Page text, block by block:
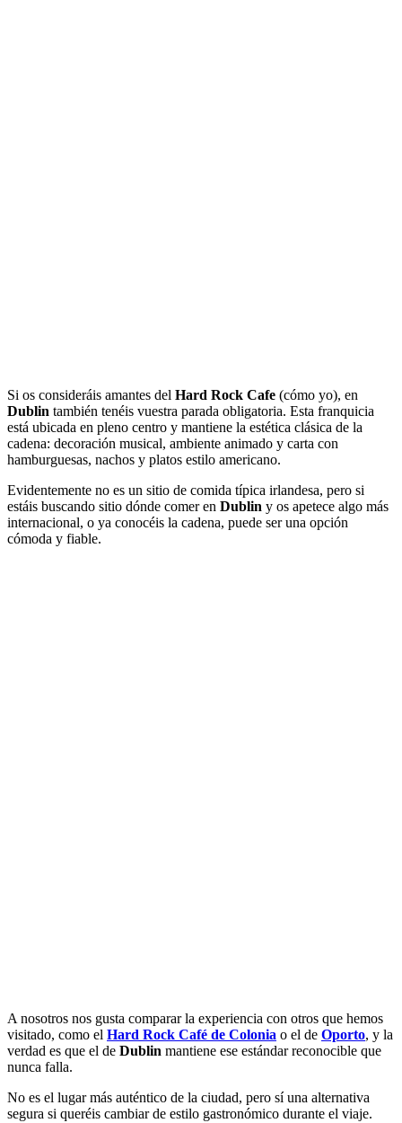
Si os consideráis amantes del Hard Rock Cafe (cómo yo), en
Dublin también tenéis vuestra parada obligatoria. Esta franquicia
está ubicada en pleno centro y mantiene la estética clásica de la
cadena: decoración musical, ambiente animado y carta con
hamburguesas, nachos y platos estilo americano.
Evidentemente no es un sitio de comida típica irlandesa, pero si
estáis buscando sitio dónde comer en Dublin y os apetece algo más
internacional, o ya conocéis la cadena, puede ser una opción
cómoda y fiable.
A nosotros nos gusta comparar la experiencia con otros que hemos
visitado, como el Hard Rock Café de Colonia o el de Oporto, y la
verdad es que el de Dublin mantiene ese estándar reconocible que
nunca falla.
No es el lugar más auténtico de la ciudad, pero sí una alternativa
segura si queréis cambiar de estilo gastronómico durante el viaje.